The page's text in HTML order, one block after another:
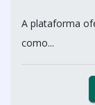
A plataforma
como...